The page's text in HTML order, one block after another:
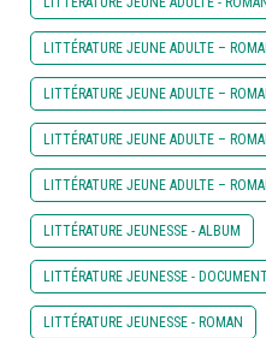
LITTÉRATURE JEUNE ADULTE –
LITTÉRATURE JEUNE ADULTE –
LITTÉRATURE JEUNE ADULTE –
LITTÉRATURE JEUNE ADULTE –
LITTÉRATURE JEUNESSE - ALBUM
LITTÉRATURE JEUNESSE -
LITTÉRATURE JEUNESSE - ROMAN